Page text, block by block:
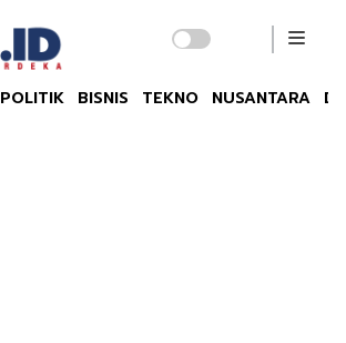
POLITIK BISNIS TEKNO NUSANTARA